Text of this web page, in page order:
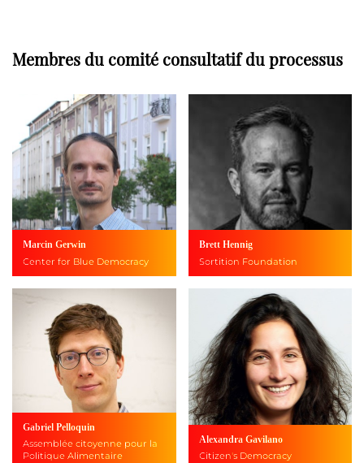
Membres du comité consultatif du processus
Marcin Gerwin
Center for Blue Democracy
Brett Hennig
Sortition Foundation
Gabriel Pelloquin
Assemblée citoyenne pour la
Politique Alimentaire
Alexandra Gavilano
Citizen's Democracy